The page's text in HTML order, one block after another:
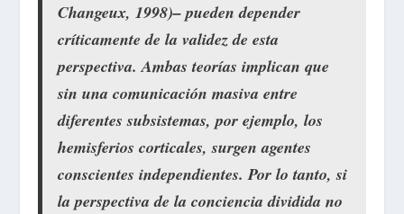
Changeux, 1998)– pueden depender
críticamente de la validez de esta
perspectiva. Ambas teorías implican que
sin una comunicación masiva entre
diferentes subsistemas, por ejemplo, los
hemisferios corticales, surgen agentes
conscientes independientes. Por lo tanto, si
la perspectiva de la conciencia dividida no